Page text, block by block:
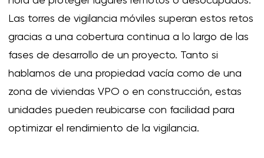
Las torres de vigilancia móviles superan estos retos
gracias a una cobertura continua a lo largo de las
fases de desarrollo de un proyecto. Tanto si
hablamos de una propiedad vacía como de una
zona de viviendas VPO o en construcción, estas
unidades pueden reubicarse con facilidad para
optimizar el rendimiento de la vigilancia.